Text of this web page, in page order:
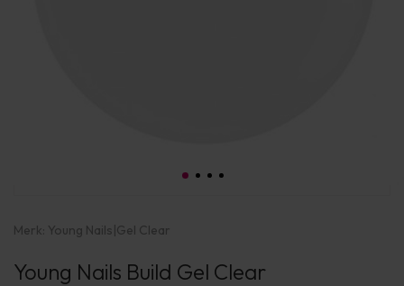
Merk: Young Nails|Gel Clear
Young Nails Build Gel Clear